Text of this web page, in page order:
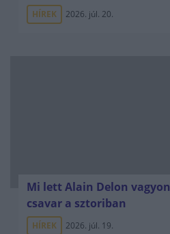
HÍREK 2026. júl. 20.
Mi lett Alain Delon
csavar a sztoriban
HÍREK 2026. júl. 19.